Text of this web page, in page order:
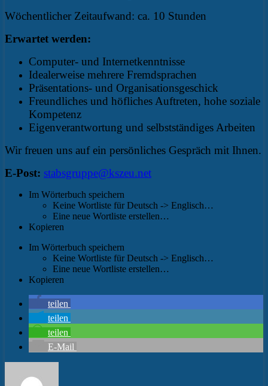
Wöchentlicher Zeitaufwand: ca. 10 Stunden
Erwartet werden:
Computer- und Internetkenntnisse
Idealerweise mehrere Fremdsprachen
Präsentations- und Organisationsgeschick
Freundliches und höfliches Auftreten, hohe soziale
Kompetenz
Eigenverantwortung und selbstständiges Arbeiten
Wir freuen uns auf ein persönliches Gespräch mit Ihnen.
E-Post: stabsgruppe@kszeu.net
Im Wörterbuch speichern
Keine Wortliste für Deutsch -> Englisch…
Eine neue Wortliste erstellen…
Kopieren
Im Wörterbuch speichern
Keine Wortliste für Deutsch -> Englisch…
Eine neue Wortliste erstellen…
Kopieren
teilen
teilen
teilen
E-Mail